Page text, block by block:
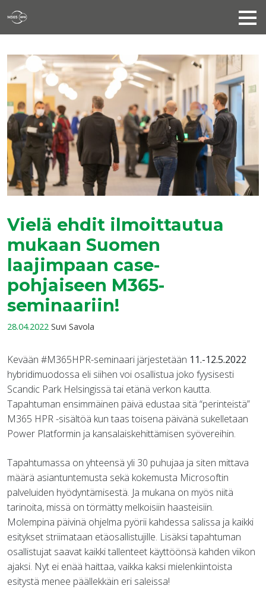
Vielä ehdit ilmoittautua
mukaan Suomen
laajimpaan case-
pohjaiseen M365-
seminaariin!
28.04.2022 Suvi Savola
Kevään #M365HPR-seminaari järjestetään 11.-12.5.2022
hybridimuodossa eli siihen voi osallistua joko fyysisesti
Scandic Park Helsingissä tai etänä verkon kautta.
Tapahtuman ensimmäinen päivä edustaa sitä “perinteistä”
M365 HPR -sisältöä kun taas toisena päivänä sukelletaan
Power Platformin ja kansalaiskehittämisen syövereihin.
Tapahtumassa on yhteensä yli 30 puhujaa ja siten mittava
määrä asiantuntemusta sekä kokemusta Microsoftin
palveluiden hyödyntämisestä. Ja mukana on myös niitä
tarinoita, missä on törmätty melkoisiin haasteisiin.
Molempina päivinä ohjelma pyörii kahdessa salissa ja kaikki
esitykset striimataan etäosallistujille. Lisäksi tapahtuman
osallistujat saavat kaikki tallenteet käyttöönsä kahden viikon
ajaksi. Nyt ei enää haittaa, vaikka kaksi mielenkiintoista
esitystä menee päällekkäin eri saleissa!